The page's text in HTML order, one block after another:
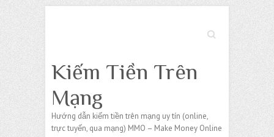
Search
Kiếm Tiền Trên
Mạng
Hướng dẫn kiếm tiền trên mạng uy tín (online,
trực tuyến, qua mạng) MMO – Make Money Online